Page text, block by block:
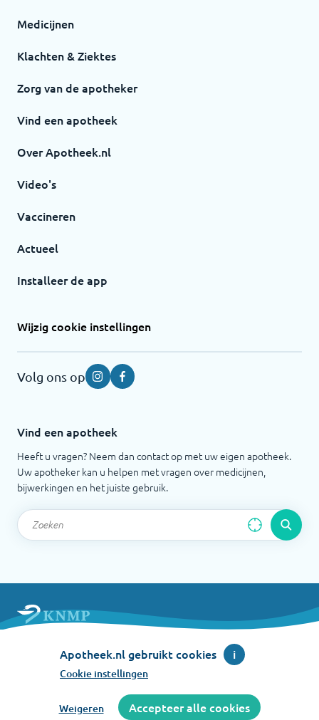
Medicijnen
Klachten & Ziektes
Zorg van de apotheker
Vind een apotheek
Over Apotheek.nl
Video's
Vaccineren
Actueel
Installeer de app
Wijzig cookie instellingen
Volg ons op InstagramFacebook
Vind een apotheek
Heeft u vragen? Neem dan contact op met uw eigen apotheek.
Uw apotheker kan u helpen met vragen over medicijnen,
bijwerkingen en het juiste gebruik.
Nederlandse Maatschappij ter bevordering der
Pharmacie
Apotheek.nl gebruikt cookies i
Cookie instellingen
Weigeren Accepteer alle cookies